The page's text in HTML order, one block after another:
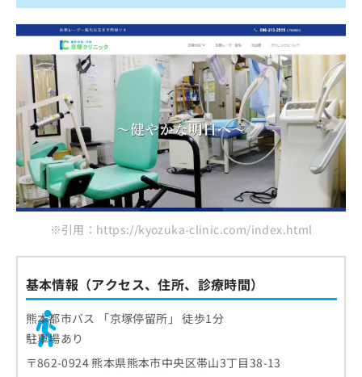
※引用：https://kyozuka-clinic.com/index.html
基本情報（アクセス、住所、診療時間）
熊本都市バス 「京塚停留所」 徒歩1分
駐車場あり
〒862-0924 熊本県熊本市中央区帯山3丁目38-13